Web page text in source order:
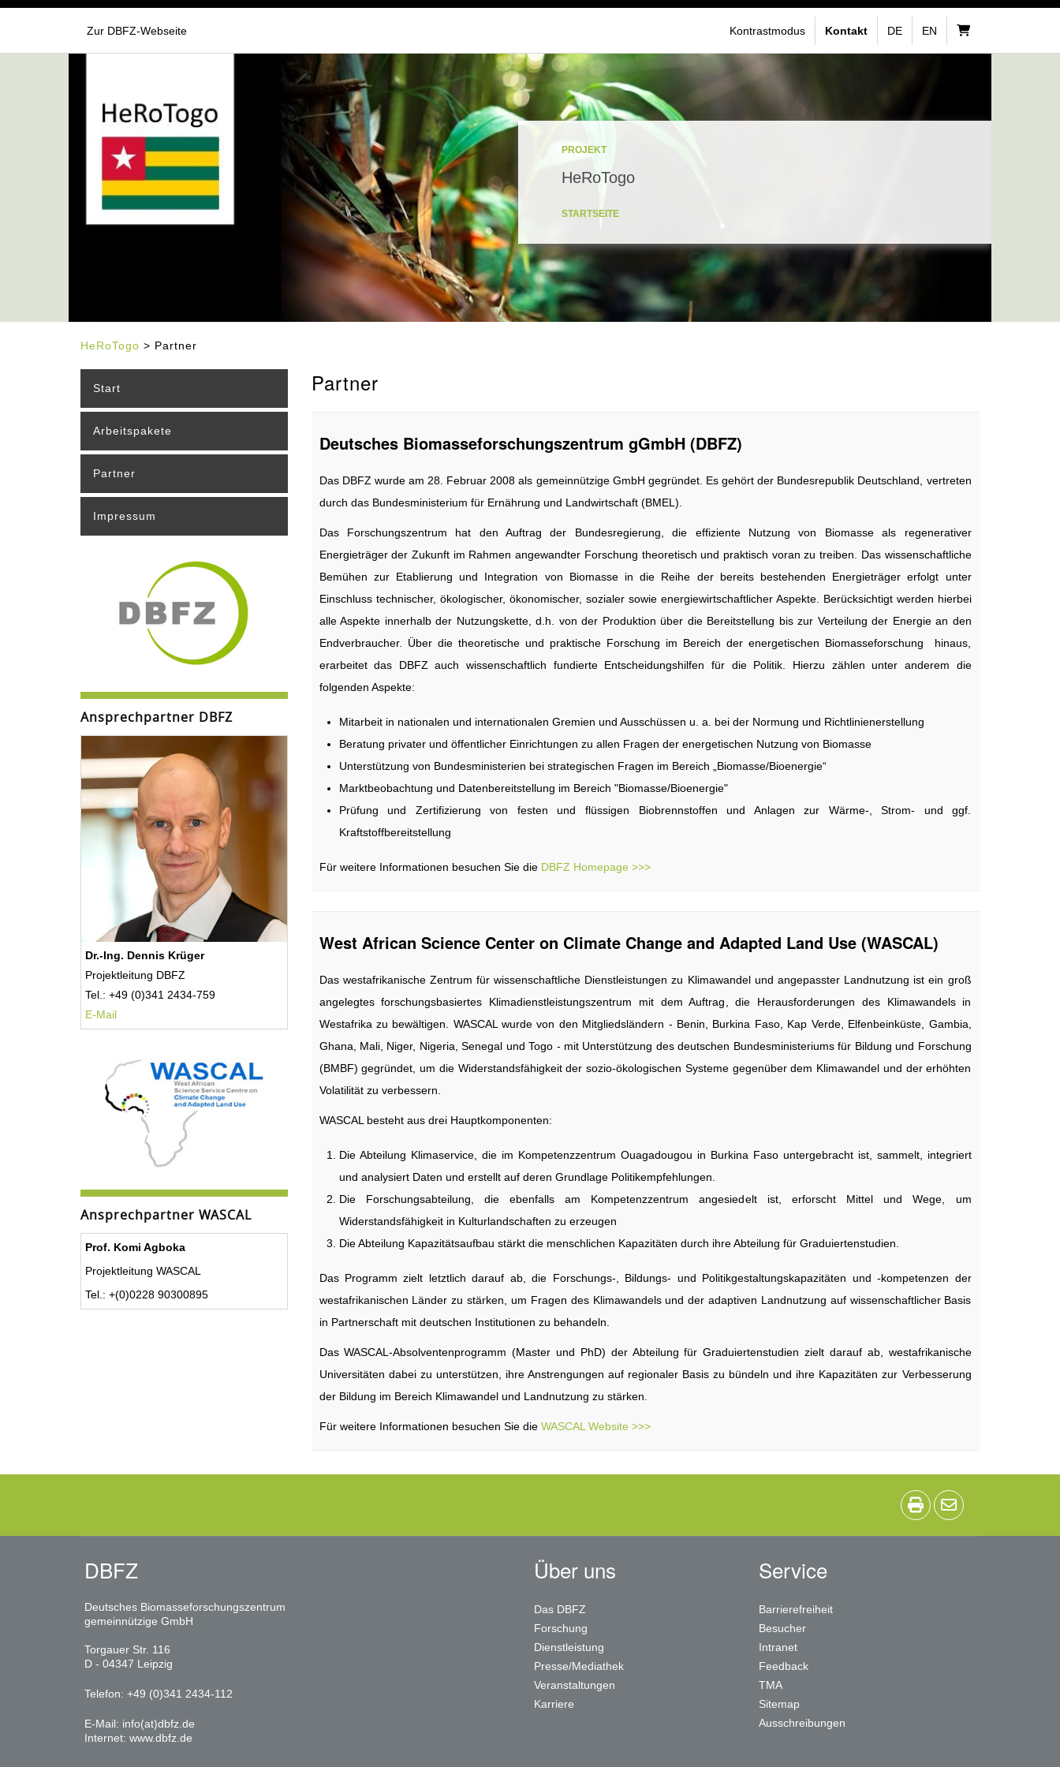
Zur DBFZ-Webseite Kontrastmodus Kontakt DE EN
PROJEKT
HeRoTogo
STARTSEITE
HeRoTogo > Partner
Partner
Deutsches Biomasseforschungszentrum gGmbH (DBFZ)
Das DBFZ wurde am 28. Februar 2008 als gemeinnützige GmbH gegründet. Es gehört der Bundesrepublik Deutschland, vertreten
durch das Bundesministerium für Ernährung und Landwirtschaft (BMEL).
Das Forschungszentrum hat den Auftrag der Bundesregierung, die effiziente Nutzung von Biomasse als regenerativer
Energieträger der Zukunft im Rahmen angewandter Forschung theoretisch und praktisch voran zu treiben. Das wissenschaftliche
Bemühen zur Etablierung und Integration von Biomasse in die Reihe der bereits bestehenden Energieträger erfolgt unter
Einschluss technischer, ökologischer, öko­nomischer, sozialer sowie energiewirtschaftlicher Aspekte. Berücksichtigt werden hierbei
alle Aspekte in­nerhalb der Nutzungskette, d.h. von der Produktion über die Bereitstellung bis zur Verteilung der Energie an den
Endverbraucher. Über die theoretische und praktische Forschung im Bereich der ener­getischen Biomasseforschung hinaus,
erarbeitet das DBFZ auch wis­senschaftlich fundierte Entscheidungshilfen für die Politik. Hierzu zählen unter anderem die
folgenden Aspekte:
Mitarbeit in nationalen und internationalen Gremien und Ausschüssen u. a. bei der Normung und Richtlinienerstellung
Beratung privater und öffentlicher Einrichtungen zu allen Fragen der energetischen Nutzung von Biomasse
Unterstützung von Bundesministerien bei strategischen Fragen im Bereich „Biomasse/Bioenergie“
Marktbeobachtung und Datenbereitstellung im Bereich "Biomasse/Bioenergie"
Prüfung und Zertifizierung von festen und flüssigen Biobrennstoffen und Anlagen zur Wärme-, Strom- und ggf.
Kraftstoffbereitstellung
Für weitere Informationen besuchen Sie die DBFZ Homepage >>>
West African Science Center on Climate Change and Adapted Land Use (WASCAL)
Das westafrikanische Zentrum für wissenschaftliche Dienstleistungen zu Klimawandel und angepasster Landnutzung ist ein groß
angelegtes forschungsbasiertes Klimadienstleistungszentrum mit dem Auftrag, die Herausforderungen des Klimawandels in
Westafrika zu bewältigen. WASCAL wurde von den Mitgliedsländern - Benin, Burkina Faso, Kap Verde, Elfenbeinküste, Gambia,
Ghana, Mali, Niger, Nigeria, Senegal und Togo - mit Unterstützung des deutschen Bundesministeriums für Bildung und Forschung
(BMBF) gegründet, um die Widerstandsfähigkeit der sozio-ökologischen Systeme gegenüber dem Klimawandel und der erhöhten
Volatilität zu verbessern.
WASCAL besteht aus drei Hauptkomponenten:
Die Abteilung Klimaservice, die im Kompetenzzentrum Ouagadougou in Burkina Faso untergebracht ist, sammelt, integriert
und analysiert Daten und erstellt auf deren Grundlage Politikempfehlungen.
Die Forschungsabteilung, die ebenfalls am Kompetenzzentrum angesiedelt ist, erforscht Mittel und Wege, um
Widerstandsfähigkeit in Kulturlandschaften zu erzeugen
Die Abteilung Kapazitätsaufbau stärkt die menschlichen Kapazitäten durch ihre Abteilung für Graduiertenstudien.
Das Programm zielt letztlich darauf ab, die Forschungs-, Bildungs- und Politikgestaltungskapazitäten und -kompetenzen der
westafrikanischen Länder zu stärken, um Fragen des Klimawandels und der adaptiven Landnutzung auf wissenschaftlicher Basis
in Partnerschaft mit deutschen Institutionen zu behandeln.
Das WASCAL-Absolventenprogramm (Master und PhD) der Abteilung für Graduiertenstudien zielt darauf ab, westafrikanische
Universitäten dabei zu unterstützen, ihre Anstrengungen auf regionaler Basis zu bündeln und ihre Kapazitäten zur Verbesserung
der Bildung im Bereich Klimawandel und Landnutzung zu stärken.
Für weitere Informationen besuchen Sie die WASCAL Website >>>
Start
Arbeitspakete
Partner
Impressum
Ansprechpartner DBFZ
Dr.-Ing. Dennis Krüger
Projektleitung DBFZ
Tel.: +49 (0)341 2434-759
E-Mail
Ansprechpartner WASCAL
Prof. Komi Agboka
Projektleitung WASCAL
Tel.: +(0)0228 90300895
DBFZ
Deutsches Biomasseforschungszentrum
gemeinnützige GmbH
Torgauer Str. 116
D - 04347 Leipzig
Telefon: +49 (0)341 2434-112
E-Mail: info(at)dbfz.de
Internet: www.dbfz.de
Über uns
Das DBFZ
Forschung
Dienstleistung
Presse/Mediathek
Veranstaltungen
Karriere
Service
Barrierefreiheit
Besucher
Intranet
Feedback
TMA
Sitemap
Ausschreibungen